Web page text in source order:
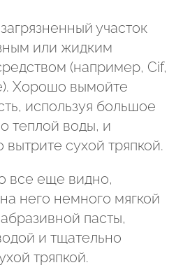
участок
или жидким
(например, Cif,
Хорошо вымойте
используя большое
теплой воды, и
вытрите сухой тряпкой.
все еще видно,
него немного мягкой
пасты,
и тщательно
тряпкой.